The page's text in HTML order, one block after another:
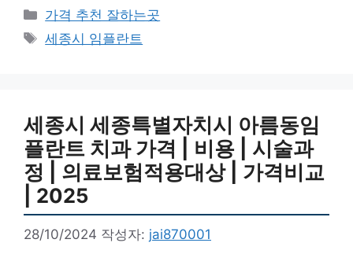
카
테
가격 추천 잘하는곳
태
세종시 임플란트
세종시 세종특별자치시 아름동임
플란트 치과 가격 | 비용 | 시술과
정 | 의료보험적용대상 | 가격비교
| 2025
28/10/2024 작성자: jai870001